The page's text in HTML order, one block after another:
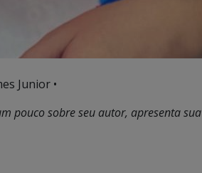
Junior •
pouco sobre seu autor, apresenta sua